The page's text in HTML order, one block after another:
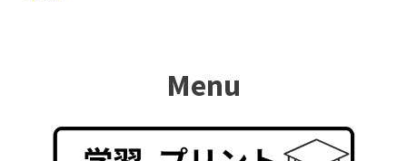
Menu